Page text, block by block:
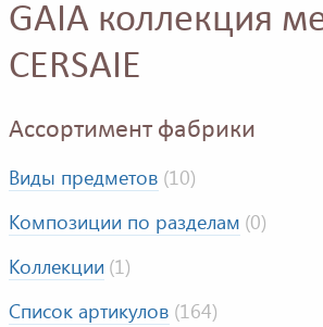
GAIA коллекция
CERSAIE
Ассортимент фабрики
Виды предметов (10)
Композиции по разделам (0)
Коллекции (1)
Список артикулов (164)